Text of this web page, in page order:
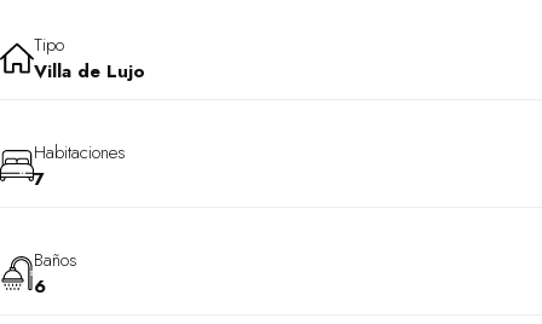
Tipo
Villa de Lujo
Habitaciones
7
Baños
6